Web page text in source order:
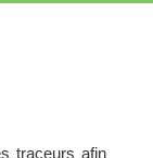
traceurs afin